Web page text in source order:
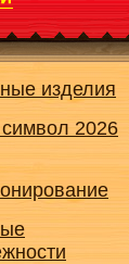
изделия
2026